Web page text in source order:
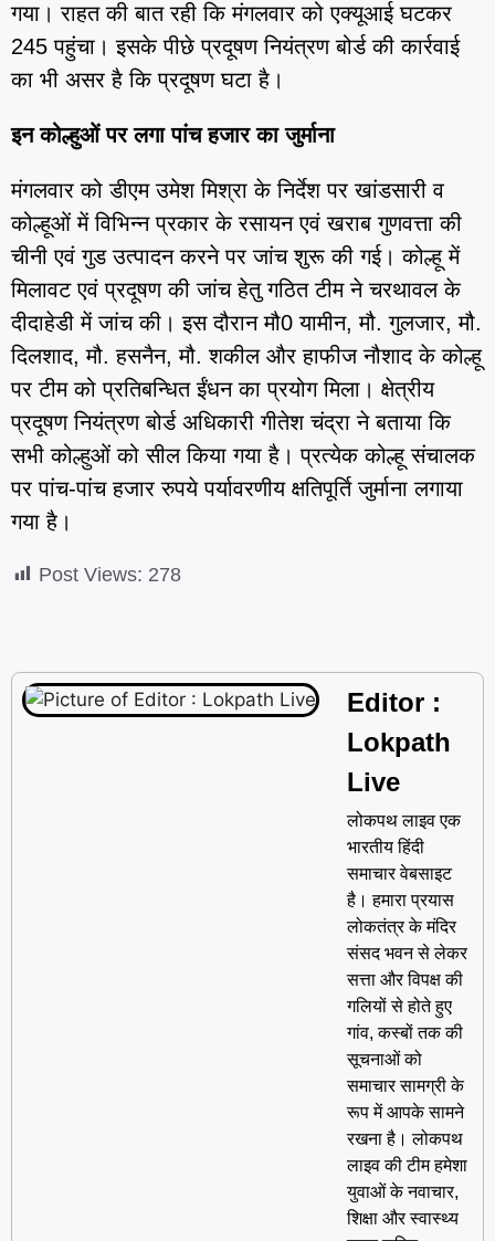
गया। राहत की बात रही कि मंगलवार को एक्यूआई घटकर
245 पहुंचा। इसके पीछे प्रदूषण नियंत्रण बोर्ड की कार्रवाई
का भी असर है कि प्रदूषण घटा है।
इन कोल्हुओं पर लगा पांच हजार का जुर्माना
मंगलवार को डीएम उमेश मिश्रा के निर्देश पर खांडसारी व
कोल्हूओं में विभिन्न प्रकार के रसायन एवं खराब गुणवत्ता की
चीनी एवं गुड उत्पादन करने पर जांच शुरू की गई। कोल्हू में
मिलावट एवं प्रदूषण की जांच हेतु गठित टीम ने चरथावल के
दीदाहेडी में जांच की। इस दौरान मौ0 यामीन, मौ. गुलजार, मौ.
दिलशाद, मौ. हसनैन, मौ. शकील और हाफीज नौशाद के कोल्हू
पर टीम को प्रतिबन्धित ईंधन का प्रयोग मिला। क्षेत्रीय
प्रदूषण नियंत्रण बोर्ड अधिकारी गीतेश चंद्रा ने बताया कि
सभी कोल्हुओं को सील किया गया है। प्रत्येक कोल्हू संचालक
पर पांच-पांच हजार रुपये पर्यावरणीय क्षतिपूर्ति जुर्माना लगाया
गया है।
Post Views: 278
Editor :
Lokpath
Live
लोकपथ लाइव एक
भारतीय हिंदी
समाचार वेबसाइट
है। हमारा प्रयास
लोकतंत्र के मंदिर
संसद भवन से लेकर
सत्ता और विपक्ष की
गलियों से होते हुए
गांव, कस्बों तक की
सूचनाओं को
समाचार सामग्री के
रूप में आपके सामने
रखना है। लोकपथ
लाइव की टीम हमेशा
युवाओं के नवाचार,
शिक्षा और स्वास्थ्य